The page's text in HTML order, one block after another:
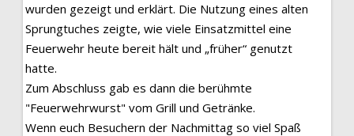
wurden gezeigt und erklärt. Die Nutzung eines alten
Sprungtuches zeigte, wie viele Einsatzmittel eine
Feuerwehr heute bereit hält und „früher“ genutzt
hatte.
Zum Abschluss gab es dann die berühmte
"Feuerwehrwurst" vom Grill und Getränke.
Wenn euch Besuchern der Nachmittag so viel Spaß